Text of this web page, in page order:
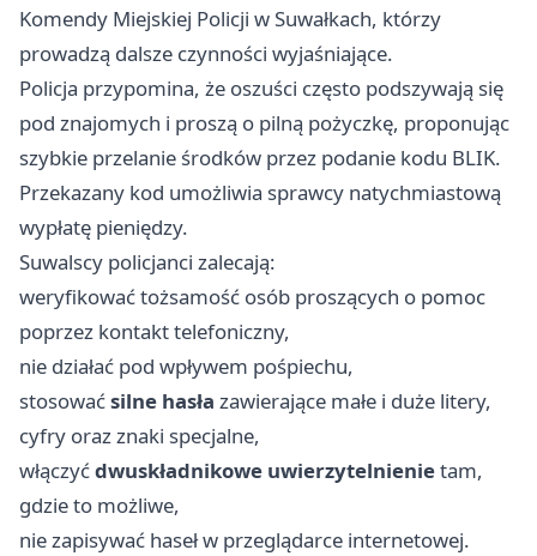
Komendy Miejskiej Policji w Suwałkach, którzy
prowadzą dalsze czynności wyjaśniające.
Policja przypomina, że oszuści często podszywają się
pod znajomych i proszą o pilną pożyczkę, proponując
szybkie przelanie środków przez podanie kodu BLIK.
Przekazany kod umożliwia sprawcy natychmiastową
wypłatę pieniędzy.
Suwalscy policjanci zalecają:
weryfikować tożsamość osób proszących o pomoc
poprzez kontakt telefoniczny,
nie działać pod wpływem pośpiechu,
stosowaćsilne hasła zawierające małe i duże litery,
cyfry oraz znaki specjalne,
włączyćdwuskładnikowe uwierzytelnienietam,
gdzie to możliwe,
nie zapisywać haseł w przeglądarce internetowej.